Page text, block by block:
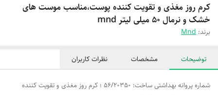
کرم روز مغذی و تقویت کننده پوست،مناسب موست های
خشک و نرمال ۵۰ میلی لیتر mnd
برند: Mnd
توضیحات مشخصات نظرات کاربران
شماره پروانه بهداشتی ساخت: 56/20350 ؛ کرم روز مغذی و تقویت کننده